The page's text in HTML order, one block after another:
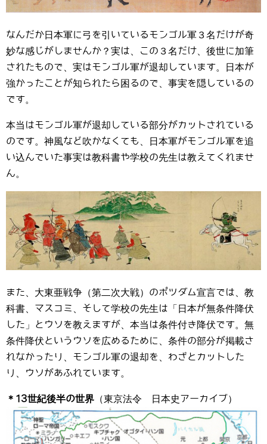
なんだか日本軍に弓を引いているモンゴル軍３名だけが奇
妙な感じがしませんか？実は、この３名だけ、後世に加筆
されたもので、実はモンゴル軍が退却しています。日本が
強かったことが知られたら困るので、事実を隠しているの
です。
本当はモンゴル軍が退却している部分がカットされている
のです。神風など吹かなくても、日本軍がモンゴル軍を追
い込んでいた事実は教科書や学校の先生は教えてくれませ
ん。
また、大東亜戦争（第二次大戦）のポツダム宣言では、教
科書、マスコミ、そして学校の先生は「日本が無条件降伏
した」とウソを教えますが、本当は条件付き降伏です。無
条件降伏というウソを広めるために、条件の部分が掲載さ
れなかったり、モンゴル軍の退却を、わざとカットした
り、ウソがあふれています。
＊13世紀後半の世界 （東京法令 日本史アーカイブ）